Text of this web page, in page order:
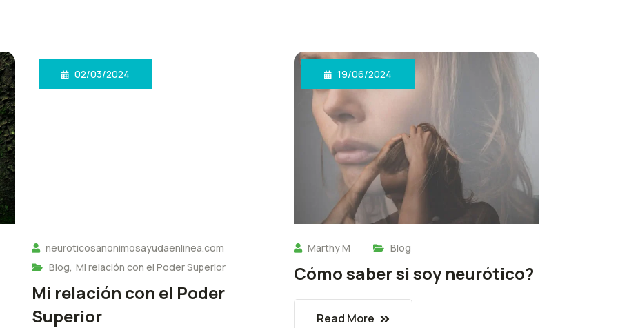
02/03/2024
neuroticosanonimosayudaenlinea.com
Blog, Mi relación con el Poder Superior
Mi relación con el Poder
Superior
19/06/2024
Marthy M Blog
Cómo saber si soy neurótico?
Read More